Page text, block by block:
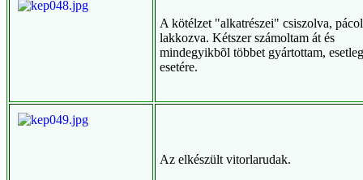
A kötélzet "alkatrészei" csiszolva,
lakkozva. Kétszer számoltam át és
mindegyikbõl többet gyártottam,
esetére.
Az elkészült vitorlarudak.